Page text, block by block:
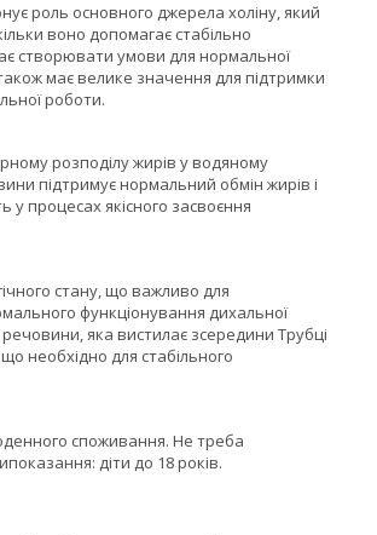
роль основного джерела холіну, який
воно допомагає стабільно
створювати умови для нормальної
має велике значення для підтримки
роботи.
розподілу жирів у водяному
підтримує нормальний обмін жирів і
процесах якісного засвоєння
стану, що важливо для
функціонування дихальної
яка вистилає зсередини Трубці
необхідно для стабільного
споживання. Не треба
діти до 18 років.